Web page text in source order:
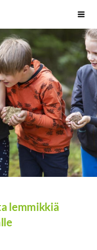
lemmikkiä